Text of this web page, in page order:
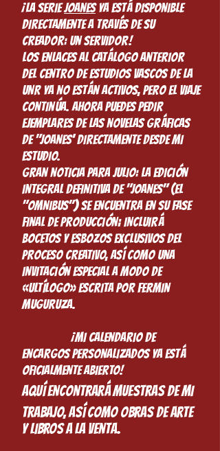
¡La seriejoanesya está disponible
directamente a través de su
creador: un servidor!
Los enlaces al catálogo anterior
del Centro de Estudios Vascos de la
UNR ya no están activos, pero el viaje
continúa. Ahora puedes pedir
ejemplares de las novelas gráficas
de "Joanes' directamente desde mi
estudio.
Gran noticia para julio: la edición
integral definitiva de "Joanes" (el
"omnibus") se encuentra en su fase
final de producción; incluirá
bocetos y esbozos exclusivos del
proceso creativo, así como una
invitación especial a modo de
«ultílogo» escrita por Fermin
Muguruza.
¡Mi calendario de
encargos personalizados ya está
oficialmente abierto!
Aquí encontrará muestras de mi
trabajo, así como obras de arte
y libros a la venta.​